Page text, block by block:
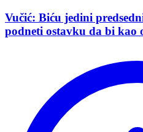
Vučić: Biću jedini
podneti ostavku da bi kao